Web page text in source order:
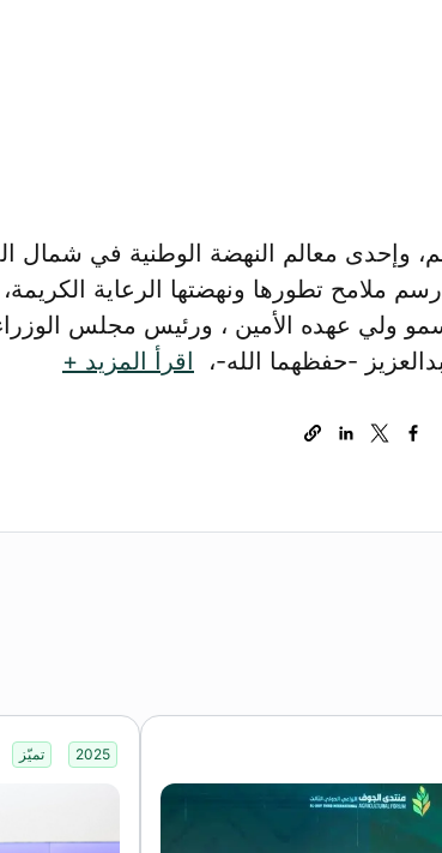
وإحدى معالم النهضة الوطنية في شمال
ملامح تطورها ونهضتها الرعاية
ولي عهده الأمين ، ورئيس مجلس
-حفظهما الله-، اقرأ المزيد +
2025 تميّز